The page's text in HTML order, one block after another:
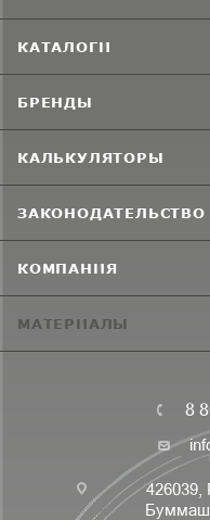
КАТАЛОГИ
БРЕНДЫ
КАЛЬКУЛЯТОРЫ
ЗАКОНОДАТЕЛЬСТВО
КОМПАНИЯ
МАТЕРИАЛЫ
8
426039,